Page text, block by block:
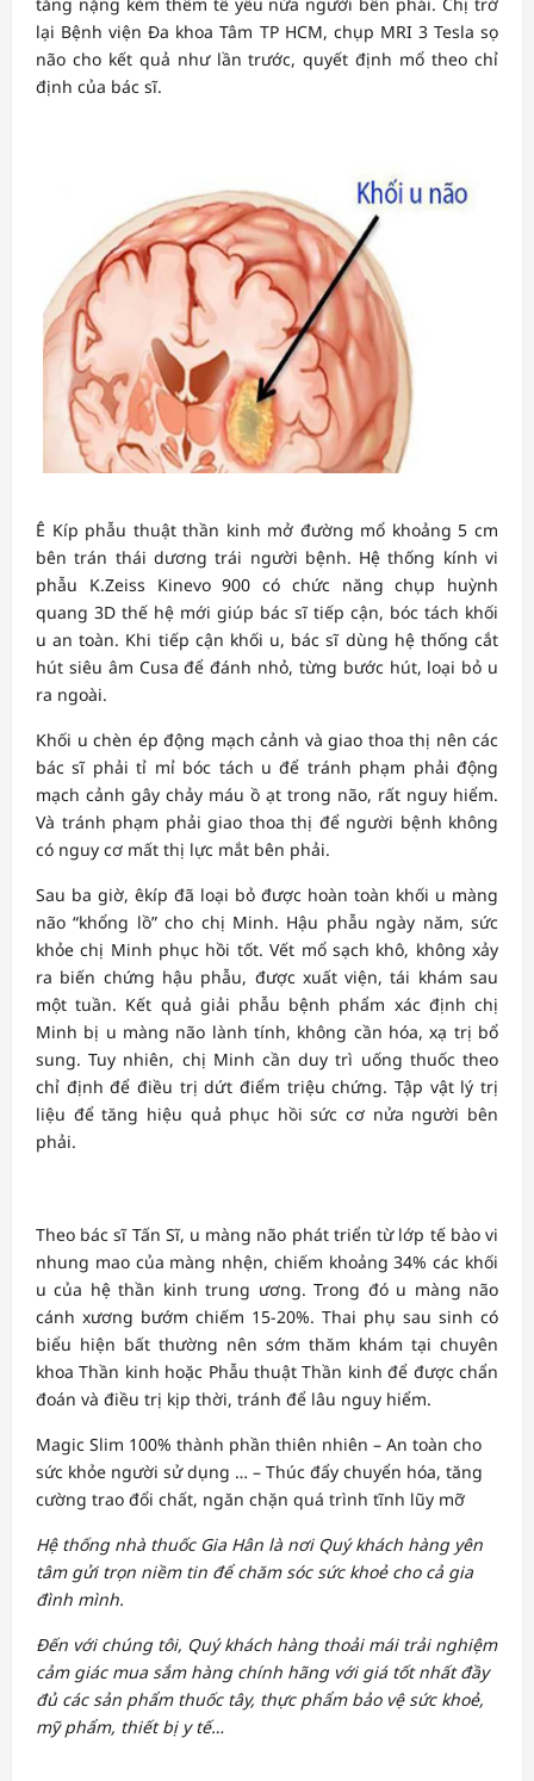
lại Bệnh viện Đa khoa Tâm TP HCM, chụp MRI 3 Tesla sọ
não cho kết quả như lần trước, quyết định mổ theo chỉ
định của bác sĩ.
Ê Kíp phẫu thuật thần kinh mở đường mổ khoảng 5 cm
bên trán thái dương trái người bệnh. Hệ thống kính vi
phẫu K.Zeiss Kinevo 900 có chức năng chụp huỳnh
quang 3D thế hệ mới giúp bác sĩ tiếp cận, bóc tách khối
u an toàn. Khi tiếp cận khối u, bác sĩ dùng hệ thống cắt
hút siêu âm Cusa để đánh nhỏ, từng bước hút, loại bỏ u
ra ngoài.
Khối u chèn ép động mạch cảnh và giao thoa thị nên các
bác sĩ phải tỉ mỉ bóc tách u để tránh phạm phải động
mạch cảnh gây chảy máu ồ ạt trong não, rất nguy hiểm.
Và tránh phạm phải giao thoa thị để người bệnh không
có nguy cơ mất thị lực mắt bên phải.
Sau ba giờ, êkíp đã loại bỏ được hoàn toàn khối u màng
não “khổng lồ” cho chị Minh. Hậu phẫu ngày năm, sức
khỏe chị Minh phục hồi tốt. Vết mổ sạch khô, không xảy
ra biến chứng hậu phẫu, được xuất viện, tái khám sau
một tuần. Kết quả giải phẫu bệnh phẩm xác định chị
Minh bị u màng não lành tính, không cần hóa, xạ trị bổ
sung. Tuy nhiên, chị Minh cần duy trì uống thuốc theo
chỉ định để điều trị dứt điểm triệu chứng. Tập vật lý trị
liệu để tăng hiệu quả phục hồi sức cơ nửa người bên
phải.
Theo bác sĩ Tấn Sĩ, u màng não phát triển từ lớp tế bào vi
nhung mao của màng nhện, chiếm khoảng 34% các khối
u của hệ thần kinh trung ương. Trong đó u màng não
cánh xương bướm chiếm 15-20%. Thai phụ sau sinh có
biểu hiện bất thường nên sớm thăm khám tại chuyên
khoa Thần kinh hoặc Phẫu thuật Thần kinh để được chẩn
đoán và điều trị kịp thời, tránh để lâu nguy hiểm.
Magic Slim 100% thành phần thiên nhiên – An toàn cho
sức khỏe người sử dụng … – Thúc đẩy chuyển hóa, tăng
cường trao đổi chất, ngăn chặn quá trình tĩnh lũy mỡ
Hệ thống nhà thuốc Gia Hân là nơi Quý khách hàng yên
tâm gửi trọn niềm tin để chăm sóc sức khoẻ cho cả gia
đình mình.
Đến với chúng tôi, Quý khách hàng thoải mái trải nghiệm
cảm giác mua sắm hàng chính hãng với giá tốt nhất đầy
đủ các sản phẩm thuốc tây, thực phẩm bảo vệ sức khoẻ,
mỹ phẩm, thiết bị y tế…